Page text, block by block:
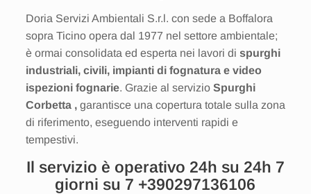
Doria Servizi Ambientali S.r.l. con sede a Boffalora
sopra Ticino opera dal 1977 nel settore ambientale;
è ormai consolidata ed esperta nei lavori di spurghi
industriali, civili, impianti di fognatura e video
ispezioni fognarie. Grazie al servizio Spurghi
Corbetta , garantisce una copertura totale sulla zona
di riferimento, eseguendo interventi rapidi e
tempestivi.
Il servizio è operativo 24h su 24h 7
giorni su 7 +390297136106